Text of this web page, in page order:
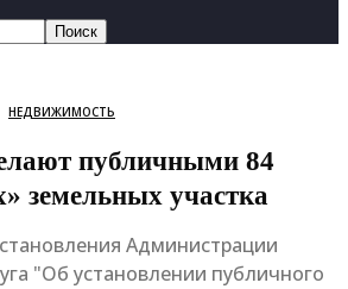
НЕДВИЖИМОСТЬ
публичными 84
земельных участка
Администрации
"Об установлении публичного